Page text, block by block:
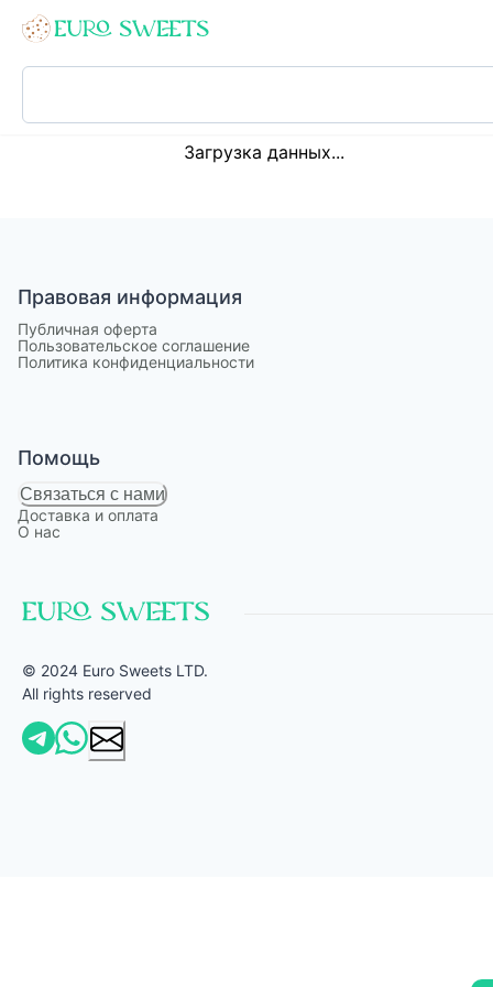
Loading...
Загрузка данных...
Правовая информация
Публичная оферта
Пользовательское соглашение
Политика конфиденциальности
Помощь
Связаться с нами
Доставка и оплата
О нас
© 2024 Euro Sweets LTD.
All rights reserved